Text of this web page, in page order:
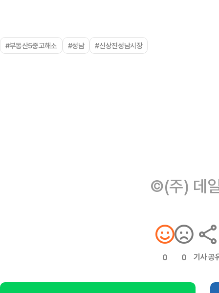
#부동산5중고해소 #성남 #신상진성남시장
©(주) 데
0 0 기사 공